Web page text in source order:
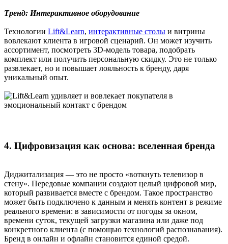
Тренд: Интерактивное оборудование
Технологии Lift&Learn, интерактивные столы и витрины
вовлекают клиента в игровой сценарий. Он может изучить
ассортимент, посмотреть 3D-модель товара, подобрать
комплект или получить персональную скидку. Это не только
развлекает, но и повышает лояльность к бренду, даря
уникальный опыт.
4. Цифровизация как основа: вселенная бренда
Диджитализация — это не просто «воткнуть телевизор в
стену». Передовые компании создают целый цифровой мир,
который развивается вместе с брендом. Такое пространство
может быть подключено к данным и менять контент в режиме
реального времени: в зависимости от погоды за окном,
времени суток, текущей загрузки магазина или даже под
конкретного клиента (с помощью технологий распознавания).
Бренд в онлайн и офлайн становится единой средой.